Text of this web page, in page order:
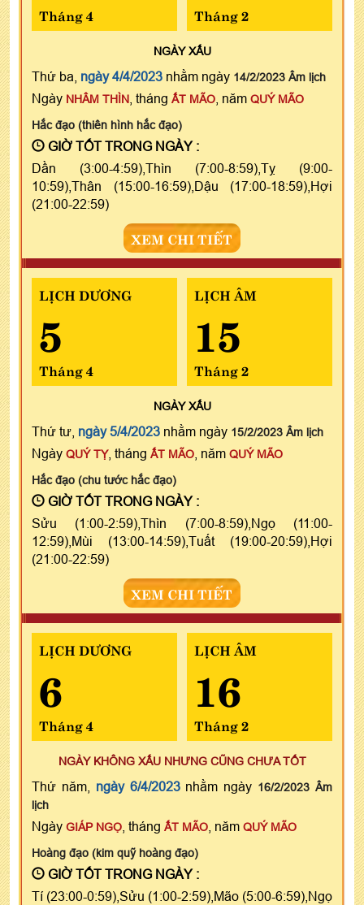
Tháng 4 Tháng 2
NGÀYXẤU
Thứ ba, ngày 4/4/2023 nhằm ngày 14/2/2023 Âm lịch
Ngày NHÂM THÌN , tháng ẤT MÃO , năm QUÝ MÃO
Hắc đạo (thiên hình hắc đạo)
GIỜ TỐT TRONG NGÀY :
Dần (3:00-4:59),Thìn (7:00-8:59),Tỵ (9:00-
10:59),Thân (15:00-16:59),Dậu (17:00-18:59),Hợi
(21:00-22:59)
XEM CHI TIẾT
LỊCH DƯƠNG
5
Tháng 4
LỊCH ÂM
15
Tháng 2
NGÀYXẤU
Thứ tư, ngày 5/4/2023 nhằm ngày 15/2/2023 Âm lịch
Ngày QUÝ TỴ, tháng ẤT MÃO , năm QUÝ MÃO
Hắc đạo (chu tước hắc đạo)
GIỜ TỐT TRONG NGÀY :
Sửu (1:00-2:59),Thìn (7:00-8:59),Ngọ (11:00-
12:59),Mùi (13:00-14:59),Tuất (19:00-20:59),Hợi
(21:00-22:59)
XEM CHI TIẾT
LỊCH DƯƠNG
6
Tháng 4
LỊCH ÂM
16
Tháng 2
NGÀY KHÔNG XẤU NHƯNG CŨNG CHƯA TỐT
Thứ năm, ngày 6/4/2023nhằm ngày 16/2/2023 Âm
lịch
Ngày GIÁP NGỌ , tháng ẤT MÃO , năm QUÝ MÃO
Hoàng đạo (kim quỹ hoàng đạo)
GIỜ TỐT TRONG NGÀY :
Tí (23:00-0:59),Sửu (1:00-2:59),Mão (5:00-6:59),Ngọ